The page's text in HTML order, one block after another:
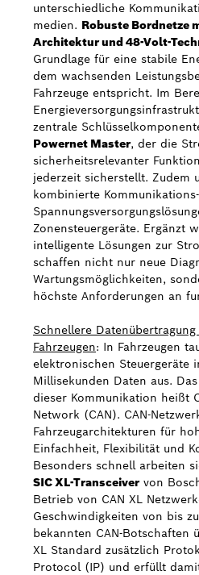
unterschiedliche
medien. Robuste Bordnetze
Architektur und 48-Volt-
Grundlage für eine stabile
dem wachsenden
Fahrzeuge entspricht. Im
zentrale
Powernet Master, der die
sicherheitsrelevanter
jederzeit sicherstellt. Zudem
kombinierte
Zonensteuergeräte. Ergänzt
intelligente Lösungen zur
schaffen nicht nur neue
Wartungsmöglichkeiten,
höchste Anforderungen an
Schnellere
Fahrzeugen: In Fahrzeugen
elektronischen Steuergeräte
Millisekunden Daten aus.
dieser Kommunikation heißt
Network (CAN). CAN-
Fahrzeugarchitekturen für
Einfachheit, Flexibilität und
Besonders schnell arbeiten
SIC XL-Transceivervon
Betrieb von CAN XL
Geschwindigkeiten von bis
bekannten CAN-Botschaften
XL Standard zusätzlich
Protocol (IP) und erfüllt